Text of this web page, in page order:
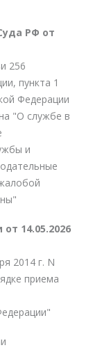
РФ от
256
пункта 1
Федерации
"О службе в
и
14.05.2026
2014 г. N
приема